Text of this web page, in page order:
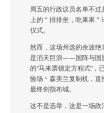
周五的行政议员名单不过
上的＂排排坐，吃果果＂
仪式。
然而，这场州选的余波绝
是滔天巨浪——国阵与国
的“马来票锁定方程式”，
验场丶森美兰复制机，直
最终剑指布城。
这不是选举，这是一场政